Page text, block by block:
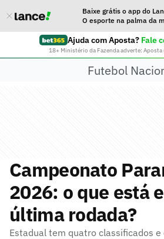
Baixe grátis o app do
O esporte na palma da
Ajuda com Aposta? Fale
18+ Ministério da Fazenda adverte:
Futebol
Campeonato
2026: o que está
última rodada?
Estadual tem quatro classificados